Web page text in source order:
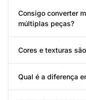
Consigo converter
múltiplas peças?
Cores e texturas
Qual é a diferença